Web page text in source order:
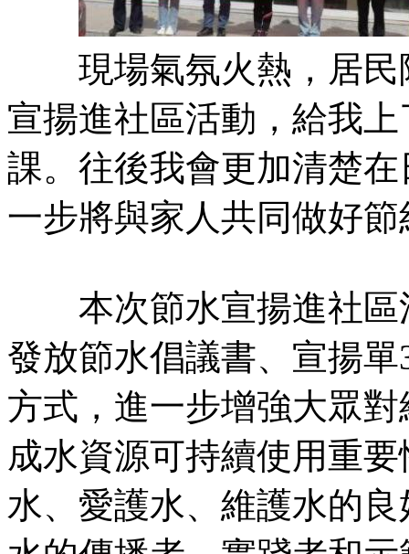
現場氣氛火熱，居民
宣揚進社區活動，給我
課。往後我會更加清楚
一步將與家人共同做好
本次節水宣揚進社區
發放節水倡議書、宣揚
方式，進一步增強大眾
成水資源可持續使用重
水、愛護水、維護水的